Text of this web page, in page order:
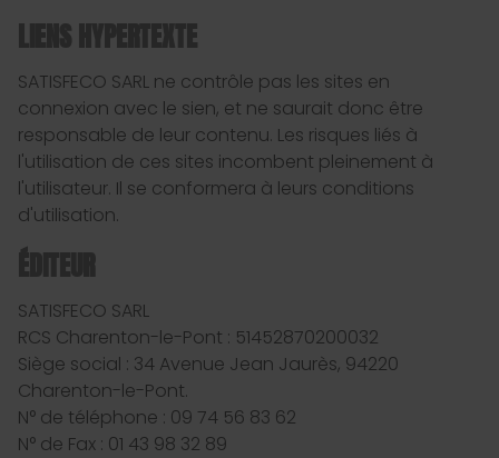
LIENS HYPERTEXTE
SATISFECO SARL ne contrôle pas les sites en
connexion avec le sien, et ne saurait donc être
responsable de leur contenu. Les risques liés à
l'utilisation de ces sites incombent pleinement à
l'utilisateur. Il se conformera à leurs conditions
d'utilisation.
ÉDITEUR
SATISFECO SARL
RCS Charenton-le-Pont : 51452870200032
Siège social : 34 Avenue Jean Jaurès, 94220
Charenton-le-Pont.
N° de téléphone : 09 74 56 83 62
N° de Fax : 01 43 98 32 89